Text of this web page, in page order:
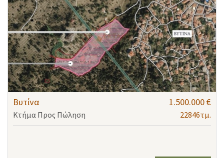
Βυτίνα 1.500.000 €
Κτήμα Προς Πώληση 22846τμ.